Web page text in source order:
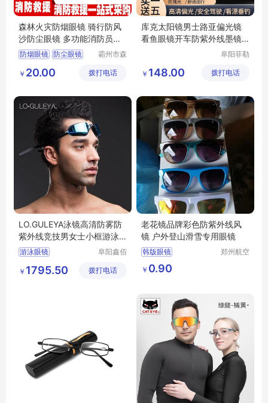
森林火灾防烟眼镜 骑行防风
沙防尘眼镜 多功能消防员防
护眼镜
防烟眼镜 防尘眼镜
火灾防烟眼镜
霸州市森
护用品厂
￥ 20.00 拨打电话
库克太阳镜男士路亚偏光镜
看鱼眼镜开车防紫外线墨镜
阜阳菲勒
公司
￥ 148.00 拨打电话
LO.GULEYA泳镜高清防雾防
紫外线竞技男女士小框游泳
眼镜潜水装备
游泳眼镜
游泳眼镜厂家直销
阜阳鑫佰
限公司
￥ 1795.50 拨打电话
老花镜品牌彩色防紫外线风
镜 户外登山滑雪专用眼镜
韩版眼镜
防紫外线镜风镜
男女潮流眼镜
郑州航空
￥ 0.90